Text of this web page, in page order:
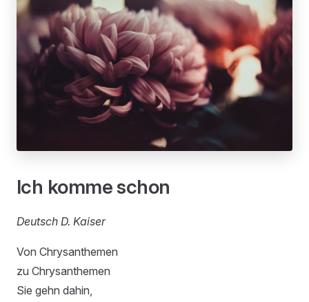
Ich komme schon
Deutsch D. Kaiser
Von Chrysanthemen
zu Chrysanthemen
Sie gehn dahin,